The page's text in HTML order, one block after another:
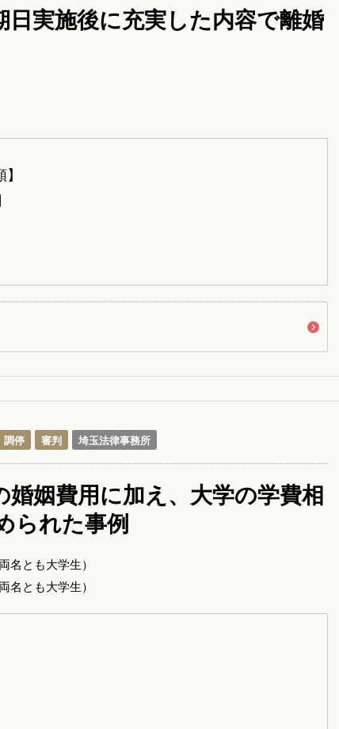
実施後に充実した内容で離婚
調停 審判 埼玉法律事務所
姻費用に加え、大学の学費相
られた事例
名とも大学生）
名とも大学生）